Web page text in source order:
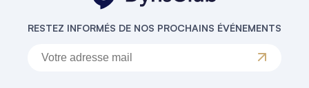
RESTEZ INFORMÉS DE NOS PROCHAINS ÉVÉNEMENTS